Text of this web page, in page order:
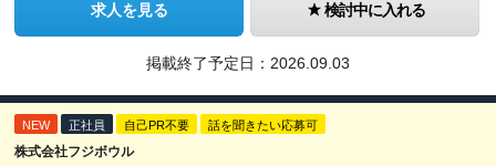
求人を見る 検討中に入れる
掲載終了予定日： 2026.09.03
NEW 正社員 自己PR不要 話を聞きたい応募可
株式会社フジボウル